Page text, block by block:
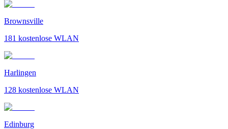
Brownsville
181 kostenlose WLAN
Harlingen
128 kostenlose WLAN
Edinburg